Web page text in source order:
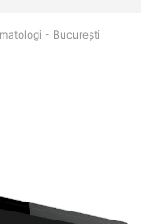
- Bucureşti